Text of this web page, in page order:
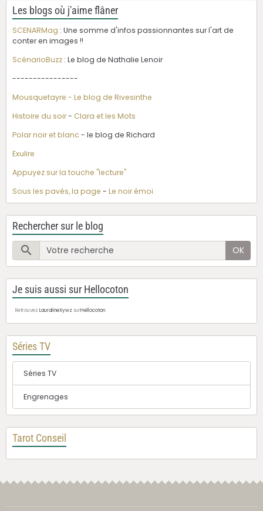
Les blogs où j'aime flâner
SCENARMag : Une somme d'infos passionnantes sur l'art de
conter en images !!
ScénarioBuzz : Le blog de Nathalie Lenoir
----------------
Mousquetayre - Le blog de Rivesinthe
Histoire du soir- Clara et les Mots
Polar noir et blanc - le blog de Richard
Exulire
Appuyez sur la touche "lecture"
Sous les pavés, la page - Le noir émoi
Rechercher sur le blog
OK
Je suis aussi sur Hellocoton
Retrouvez LauralineXywz surHellocoton
Séries TV
Séries TV
Engrenages
Tarot Conseil